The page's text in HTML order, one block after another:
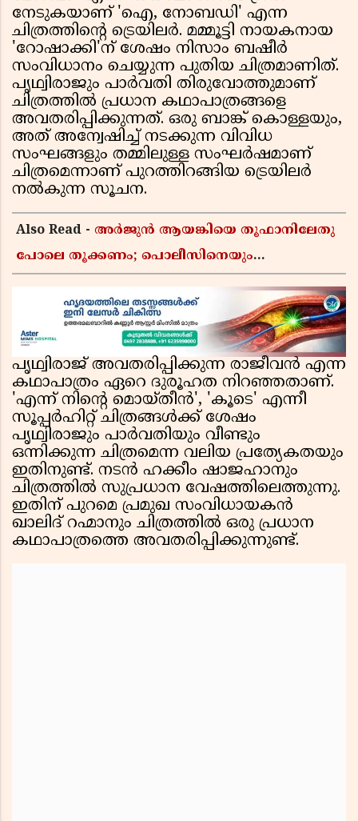
നേടുകയാണ് 'ഐ, നോബഡി' എന്ന
ചിത്രത്തിൻ്റെ ട്രെയിലർ. മമ്മൂട്ടി നായകനായ
'റോഷാക്കി'ന് ശേഷം നിസാം ബഷീർ
സംവിധാനം ചെയ്യുന്ന പുതിയ ചിത്രമാണിത്.
പൃഥ്വിരാജും പാർവതി തിരുവോത്തുമാണ്
ചിത്രത്തിൽ പ്രധാന കഥാപാത്രങ്ങളെ
അവതരിപ്പിക്കുന്നത്. ഒരു ബാങ്ക് കൊള്ളയും,
അത് അന്വേഷിച്ച് നടക്കുന്ന വിവിധ
സംഘങ്ങളും തമ്മിലുള്ള സംഘർഷമാണ്
ചിത്രമെന്നാണ് പുറത്തിറങ്ങിയ ട്രെയിലർ
നൽകുന്ന സൂചന.
Also Read - അർജുൻ ആയങ്കിയെ തൂഫാനിലേതു
പോലെ തൂക്കണം; പൊലീസിനെയും
ജയരാജൻ
പൃഥ്വിരാജ് അവതരിപ്പിക്കുന്ന രാജീവൻ എന്ന
കഥാപാത്രം ഏറെ ദുരൂഹത നിറഞ്ഞതാണ്.
'എന്ന് നിൻ്റെ മൊയ്തീൻ', 'കൂടെ' എന്നീ
സൂപ്പർഹിറ്റ് ചിത്രങ്ങൾക്ക് ശേഷം
പൃഥ്വിരാജും പാർവതിയും വീണ്ടും
ഒന്നിക്കുന്ന ചിത്രമെന്ന വലിയ പ്രത്യേകതയും
ഇതിനുണ്ട്. നടൻ ഹക്കീം ഷാജഹാനും
ചിത്രത്തിൽ സുപ്രധാന വേഷത്തിലെത്തുന്നു.
ഇതിന് പുറമെ പ്രമുഖ സംവിധായകൻ
ഖാലിദ് റഹ്മാനും ചിത്രത്തിൽ ഒരു പ്രധാന
കഥാപാത്രത്തെ അവതരിപ്പിക്കുന്നുണ്ട്.